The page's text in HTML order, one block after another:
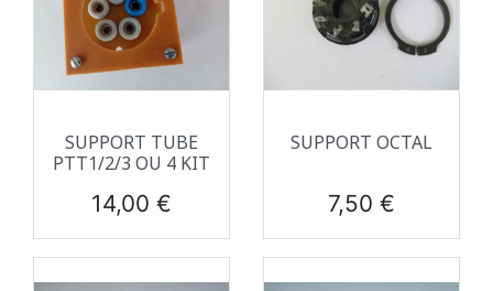
SUPPORT TUBE
PTT1/2/3 OU 4 KIT
Prix
14,00 €
SUPPORT OCTAL
Prix
7,50 €